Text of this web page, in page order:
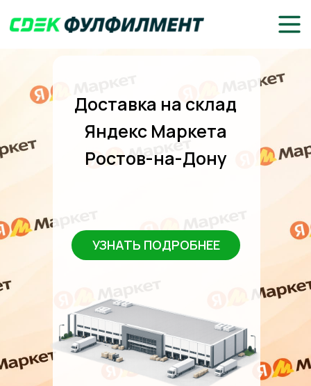
Доставка на склад
Яндекс Маркета
Ростов-на-Дону
УЗНАТЬ ПОДРОБНЕЕ